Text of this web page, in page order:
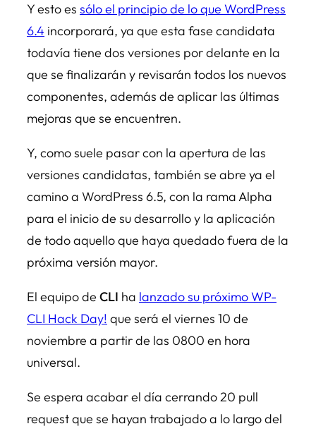
Y esto es sólo el principio de lo que WordPress
6.4 incorporará, ya que esta fase candidata
todavía tiene dos versiones por delante en la
que se finalizarán y revisarán todos los nuevos
componentes, además de aplicar las últimas
mejoras que se encuentren.
Y, como suele pasar con la apertura de las
versiones candidatas, también se abre ya el
camino a WordPress 6.5, con la rama Alpha
para el inicio de su desarrollo y la aplicación
de todo aquello que haya quedado fuera de la
próxima versión mayor.
El equipo de CLI ha lanzado su próximoWP-
CLI Hack Day! que será el viernes 10 de
noviembre a partir de las 0800 en hora
universal.
Se espera acabar el día cerrando 20 pull
request que se hayan trabajado a lo largo del